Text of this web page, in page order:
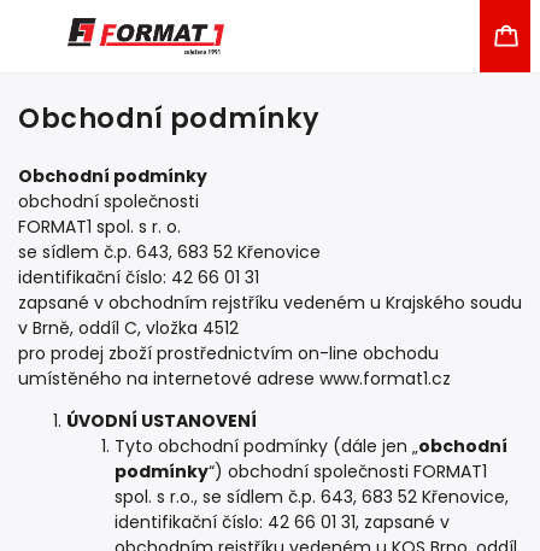
Obchodní podmínky
Obchodní podmínky
obchodní společnosti
FORMAT1 spol. s r. o.
se sídlem č.p. 643, 683 52 Křenovice
identifikační číslo: 42 66 01 31
zapsané v obchodním rejstříku vedeném u Krajského soudu
v Brně, oddíl C, vložka 4512
pro prodej zboží prostřednictvím on-line obchodu
umístěného na internetové adrese www.format1.cz
ÚVODNÍ USTANOVENÍ
Tyto obchodní podmínky (dále jen „obchodní
podmínky“) obchodní společnosti FORMAT1
spol. s r.o., se sídlem č.p. 643, 683 52 Křenovice,
identifikační číslo: 42 66 01 31, zapsané v